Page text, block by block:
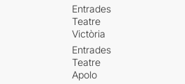
Entrades
Teatre
Victòria
Entrades
Teatre
Apolo